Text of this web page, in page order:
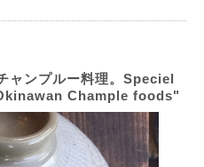
ャンプルー料理。Speciel
Chample foods"